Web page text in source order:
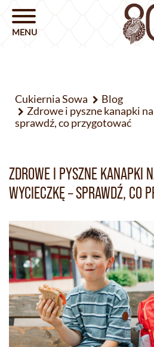
Cukiernia Sowa
Blog
Zdrowe i pyszne kanapki
sprawdź, co przygotować
ZDROWE I PYSZNE KANAPKI
WYCIECZKĘ – SPRAWDŹ, CO